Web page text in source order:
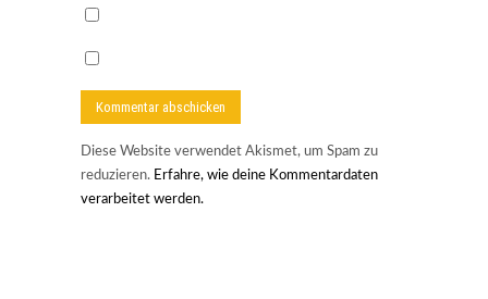
Diese Website verwendet Akismet, um Spam zu
reduzieren. Erfahre, wie deine Kommentardaten
verarbeitet werden.